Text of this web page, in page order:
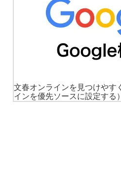
文春オンラインを見つけやす
インを優先ソースに設定する）